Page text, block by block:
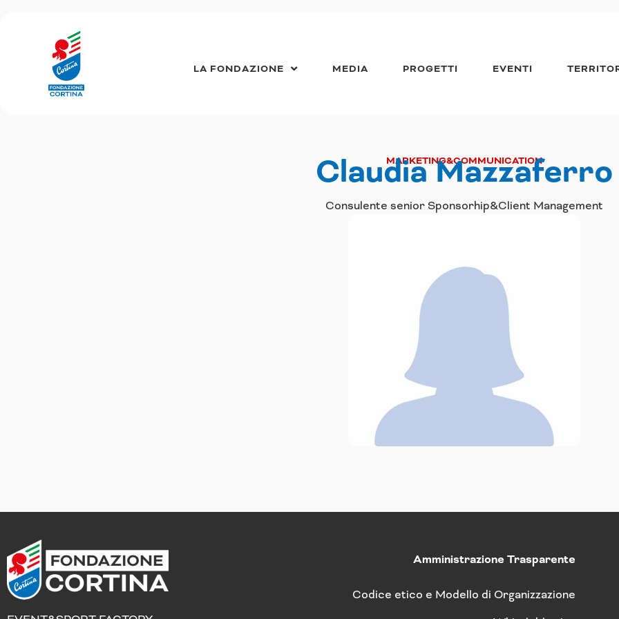
contenuto
LA FONDAZIONE MEDIA PROGETTI EVENTI
MARKETING&COMMUNICATION
Claudia Mazzaferro
Consulente senior Sponsorhip&Client Management
Amministrazione Trasparente
Codice etico e Modello di Organizzazione